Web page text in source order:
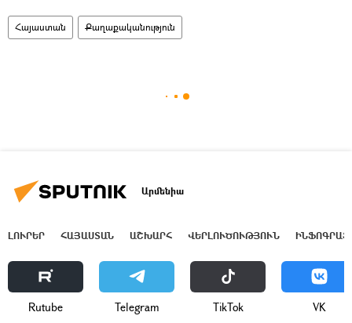
Հայաստան Քաղաքականություն
Արմենիա
ԼՈՒՐԵՐ ՀԱՅԱՍՏԱՆ ԱՇԽԱՐՀ ՎԵՐԼՈՒԾՈՒԹՅՈՒՆ
Rutube Telegram ТikТоk VK